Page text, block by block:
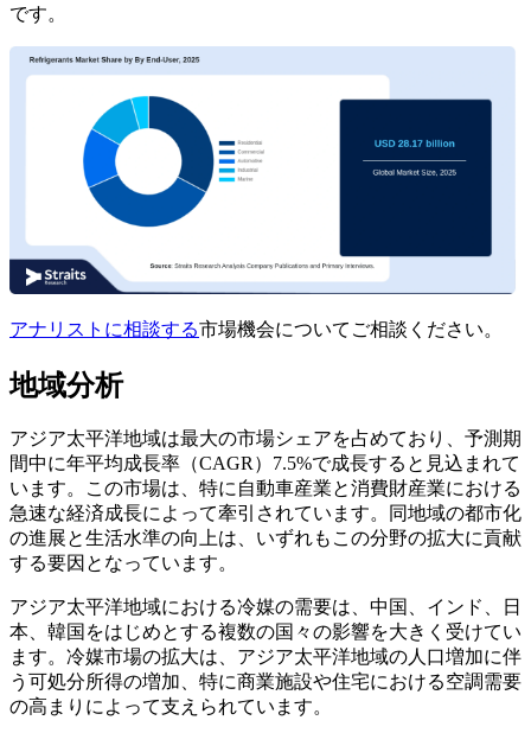
です。
アナリストに相談する市場機会についてご相談ください。
地域分析
アジア太平洋地域は最大の市場シェアを占めており、予測期
間中に年平均成長率（CAGR）7.5%で成長すると見込まれて
います。この市場は、特に自動車産業と消費財産業における
急速な経済成長によって牽引されています。同地域の都市化
の進展と生活水準の向上は、いずれもこの分野の拡大に貢献
する要因となっています。
アジア太平洋地域における冷媒の需要は、中国、インド、日
本、韓国をはじめとする複数の国々の影響を大きく受けてい
ます。冷媒市場の拡大は、アジア太平洋地域の人口増加に伴
う可処分所得の増加、特に商業施設や住宅における空調需要
の高まりによって支えられています。